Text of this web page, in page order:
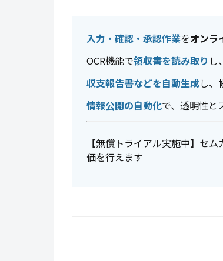
入力・確認・承認作業をオンラ
OCR機能で領収書を読み取り し
収支報告書などを自動生成し、
情報公開の自動化で、透明性と
【無償トライアル実施中】セ
価を行えます